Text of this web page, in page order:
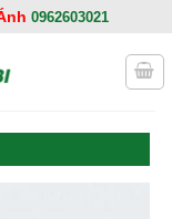
0962603021